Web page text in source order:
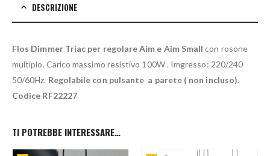
DESCRIZIONE
Flos Dimmer Triac per regolare Aim e Aim Small con rosone
multiplo. Carico massimo resistivo 100W . Imgresso: 220/240
50/60Hz. Regolabile con pulsante a parete ( non incluso).
Codice RF22227
TI POTREBBE INTERESSARE…